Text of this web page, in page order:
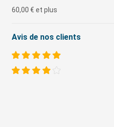
60,00 € et plus
Avis de nos clients